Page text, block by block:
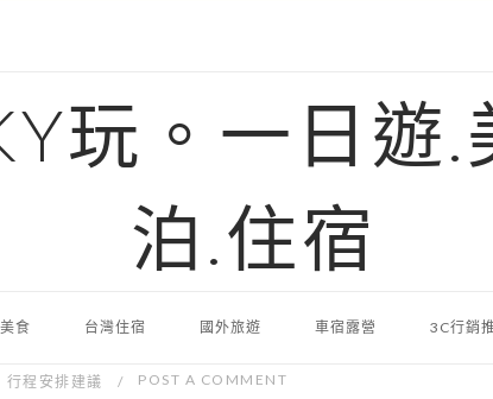
玩。一日遊.
泊.住宿
食 台灣住宿 國外旅遊 車宿露營 3C行銷
行程安排建議 POST A COMMENT